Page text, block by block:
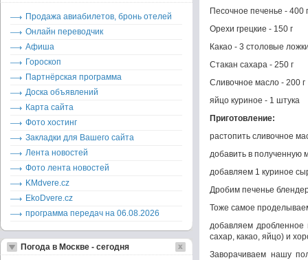
Песочное печенье - 400 г
Орехи грецкие - 150 г
Какао - 3 столовые
Стакан сахара - 250 г
Сливочное масло - 200 г
яйцо куриное - 1 штука
Приготовление:
растопить сливочное
добавить в полученную
добавляем 1 куриное
Дробим печенье
Тоже самое
добавляем
сахар, какао, яйцо) и
Заворачиваем нашу
Продажа авиабилетов, бронь отелей
Онлайн переводчик
Афиша
Гороскоп
Партнёрская программа
Доска объявлений
Карта сайта
Фото хостинг
Закладки для Вашего сайта
Лента новостей
Фото лента новостей
KMdvere.cz
EkoDvere.cz
программа передач на 06.08.2026
Погода в Москве - сегодня